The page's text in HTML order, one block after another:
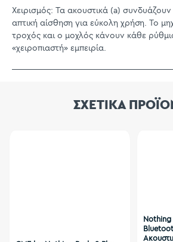
Χειρισμός: Τα ακουστικά (a)
απτική αίσθηση για εύκολη χρήση. Το
τροχός και ο μοχλός κάνουν κάθε
«χειροπιαστή» εμπειρία.
ΣΧΕΤΙΚΑ
Nothing